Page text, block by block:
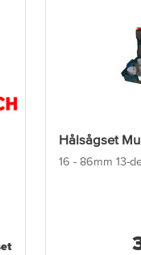
Hålsågset
16 - 86mm 13-